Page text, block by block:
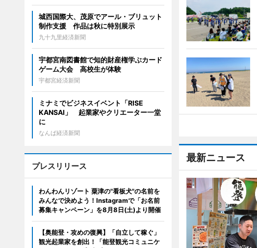
最新ニュース
城西国際大、茂原でアール・ブリュット
制作支援 作品は秋に特別展示
九十九里経済新聞
宇都宮南図書館で知的財産権学ぶカード
ゲーム大会 高校生が体験
宇都宮経済新聞
ミナミでビジネスイベント「RISE
KANSAI」 起業家やクリエーター一堂
に
なんば経済新聞
プレスリリース
わんわんリゾート 粟津の"看板犬"の名前を
みんなで決めよう！Instagramで「お名前
募集キャンペーン」を8月8日(土)より開催
【奥能登・攻めの復興】「自立して稼ぐ」
観光起業家を創出！「能登観光コミュニケ